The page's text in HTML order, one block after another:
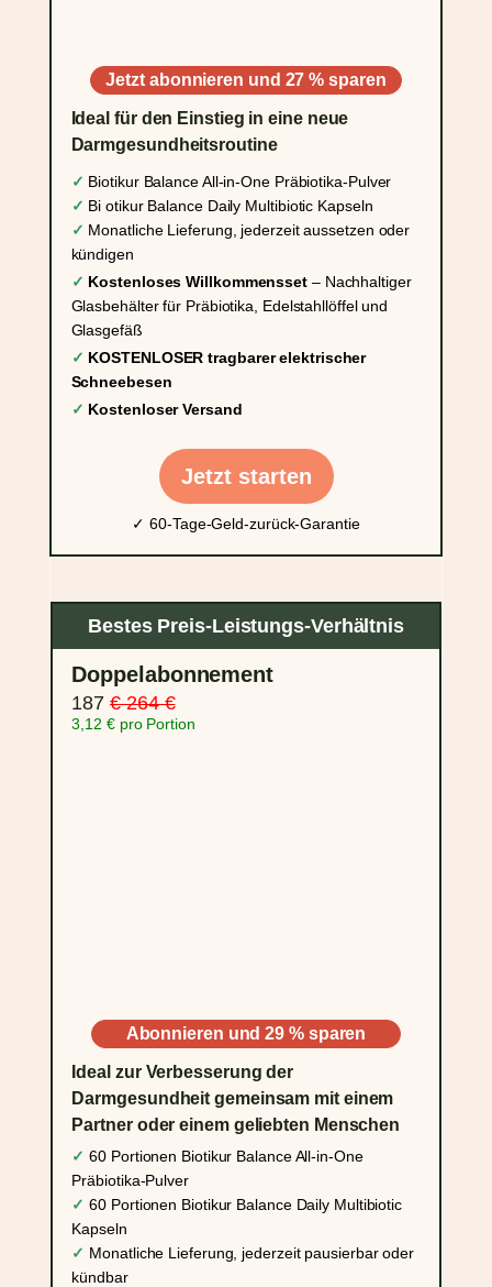
Jetzt abonnieren und 27 % sparen
Ideal für den Einstieg in eine neue
Darmgesundheitsroutine
✓ Biotikur BalanceAll-in-One Präbiotika-Pulver
✓ Bi otikurBalance Daily Multibiotic Kapseln
✓ Monatliche Lieferung, jederzeit aussetzen oder
kündigen
✓ Kostenloses Willkommensset – Nachhaltiger
Glasbehälter für Präbiotika, Edelstahllöffel und
Glasgefäß
✓ KOSTENLOSER tragbarer elektrischer
Schneebesen
✓ Kostenloser Versand
Jetzt starten
✓ 60-Tage-Geld-zurück-Garantie
Bestes Preis-Leistungs-Verhältnis
Doppelabonnement
187 € 264 €
3,12 € pro Portion
Abonnieren und 29 % sparen
Ideal zur Verbesserung der
Darmgesundheit gemeinsam mit einem
Partner oder einem geliebten Menschen
✓ 60 Portionen Biotikur Balance All-in-One
Präbiotika-Pulver
✓ 60 Portionen Biotikur Balance Daily Multibiotic
Kapseln
✓ Monatliche Lieferung, jederzeit pausierbar oder
kündbar